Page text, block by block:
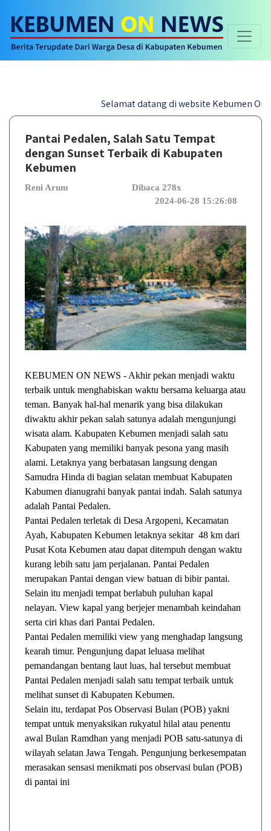
Selamat datang di website Kebumen On News
Pantai Pedalen, Salah Satu Tempat
dengan Sunset Terbaik di Kabupaten
Kebumen
Reni Arum
Dibaca 278x
2024-06-28 15:26:08
KEBUMEN ON NEWS - Akhir pekan menjadi waktu
terbaik untuk menghabiskan waktu bersama keluarga atau
teman. Banyak hal-hal menarik yang bisa dilakukan
diwaktu akhir pekan salah satunya adalah mengunjungi
wisata alam. Kabupaten Kebumen menjadi salah satu
Kabupaten yang memiliki banyak pesona yang masih
alami. Letaknya yang berbatasan langsung dengan
Samudra Hinda di bagian selatan membuat Kabupaten
Kabumen dianugrahi banyak pantai indah. Salah satunya
adalah Pantai Pedalen.
Pantai Pedalen terletak di Desa Argopeni, Kecamatan
Ayah, Kabupaten Kebumen letaknya sekitar 48 km dari
Pusat Kota Kebumen atau dapat ditempuh dengan waktu
kurang lebih satu jam perjalanan. Pantai Pedalen
merupakan Pantai dengan view batuan di bibir pantai.
Selain itu menjadi tempat berlabuh puluhan kapal
nelayan. View kapal yang berjejer menambah keindahan
serta ciri khas dari Pantai Pedalen.
Pantai Pedalen memiliki view yang menghadap langsung
kearah timur. Pengunjung dapat leluasa melihat
pemandangan bentang laut luas, hal tersebut membuat
Pantai Pedalen menjadi salah satu tempat terbaik untuk
melihat sunset di Kabupaten Kebumen.
Selain itu, terdapat Pos Observasi Bulan (POB) yakni
tempat untuk menyaksikan rukyatul hilal atau penentu
awal Bulan Ramdhan yang menjadi POB satu-satunya di
wilayah selatan Jawa Tengah. Pengunjung berkesempatan
merasakan sensasi menikmati pos observasi bulan (POB)
di pantai ini